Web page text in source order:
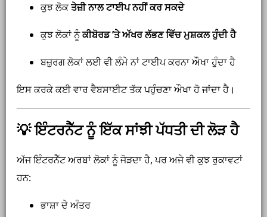
ਕੁਝ ਲੋਕਤੇਜ਼ੀ ਨਾਲ ਟਾਈਪ ਨਹੀਂ ਕਰ ਸਕਦੇ
ਕੁਝ ਲੋਕਾਂ ਨੂੰਕੀਬੋਰਡ ’ਤੇ ਅੱਖਰ ਲੱਭਣ ਵਿੱਚ ਮੁਸ਼ਕਲ ਹੁੰਦੀ ਹੈ
ਬਜ਼ੁਰਗ ਲੋਕਾਂ ਲਈ ਵੀ ਲੰਮੇ ਨਾਂ ਟਾਈਪ ਕਰਨਾ ਔਖਾ ਹੁੰਦਾ ਹੈ
ਇਸ ਕਰਕੇ ਕਈ ਵਾਰ ਵੈਬਸਾਈਟ ਤੱਕ ਪਹੁੰਚਣਾ ਔਖਾ ਹੋ ਜਾਂਦਾ ਹੈ।
💡 ਇੰਟਰਨੈੱਟ ਨੂੰ ਇੱਕ ਸਾਂਝੀ ਪੱਧਤੀ ਦੀ ਲੋੜ ਹੈ
ਅੱਜ ਇੰਟਰਨੈੱਟ ਅਰਬਾਂ ਲੋਕਾਂ ਨੂੰ ਜੋੜਦਾ ਹੈ, ਪਰ ਅਜੇ ਵੀ ਕੁਝ ਰੁਕਾਵਟਾਂ
ਹਨ:
ਭਾਸ਼ਾ ਦੇ ਅੰਤਰ